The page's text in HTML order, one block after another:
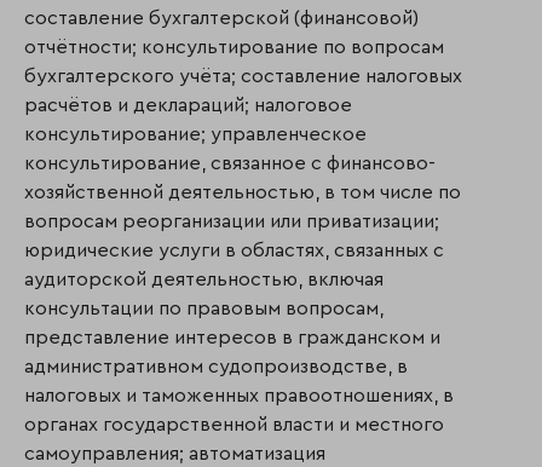
составление бухгалтерской (финансовой)
отчётности; консультирование по вопросам
бухгалтерского учёта; составление налоговых
расчётов и деклараций; налоговое
консультирование; управленческое
консультирование, связанное с финансово-
хозяйственной деятельностью, в том числе по
вопросам реорганизации или приватизации;
юридические услуги в областях, связанных с
аудиторской деятельностью, включая
консультации по правовым вопросам,
представление интересов в гражданском и
административном судопроизводстве, в
налоговых и таможенных правоотношениях, в
органах государственной власти и местного
самоуправления; автоматизация